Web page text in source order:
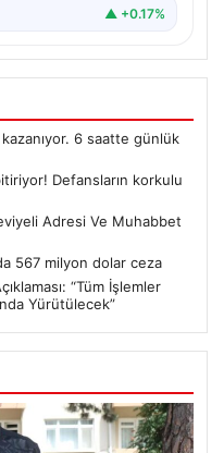
▲ +0.17%
6 saatte günlük
Defansların korkulu
Adresi Ve Muhabbet
567 milyon dolar ceza
“Tüm İşlemler
Yürütülecek”